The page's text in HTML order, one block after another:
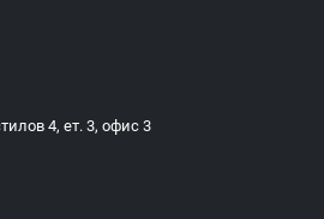
4, ет. 3, офис 3